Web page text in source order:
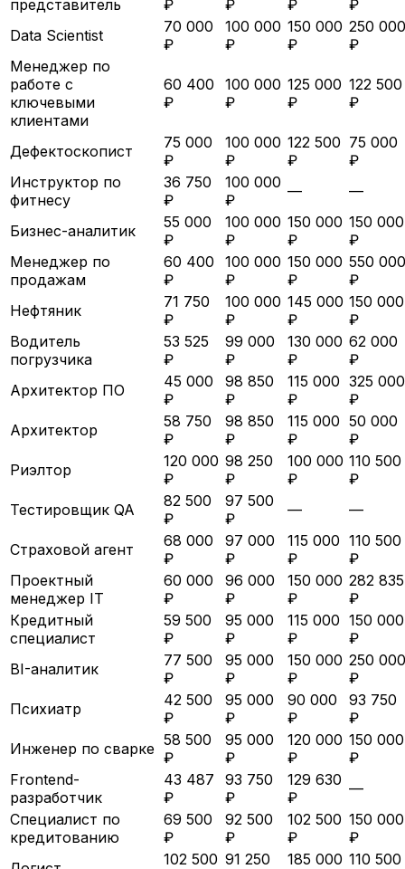
представитель ₽ ₽ ₽
₽
Data Scientist
70 000
₽
100 000
₽
150 000
₽
250 000
₽
Менеджер по
работе с
ключевыми
клиентами
60 400
₽
100 000
₽
125 000
₽
122 500
₽
Дефектоскопист
75 000
₽
100 000
₽
122 500
₽
75 000
₽
Инструктор по
фитнесу
36 750
₽
100 000
₽
— —
Бизнес-аналитик
55 000
₽
100 000
₽
150 000
₽
150 000
₽
Менеджер по
продажам
60 400
₽
100 000
₽
150 000
₽
550 000
₽
Нефтяник
71 750
₽
100 000
₽
145 000
₽
150 000
₽
Водитель
погрузчика
53 525
₽
99 000
₽
130 000
₽
62 000
₽
Архитектор ПО
45 000
₽
98 850
₽
115 000
₽
325 000
₽
Архитектор
58 750
₽
98 850
₽
115 000
₽
50 000
₽
Риэлтор
120 000
₽
98 250
₽
100 000
₽
110 500
₽
Тестировщик QA
82 500
₽
97 500
₽
— —
Страховой агент
68 000
₽
97 000
₽
115 000
₽
110 500
₽
Проектный
менеджер IT
60 000
₽
96 000
₽
150 000
₽
282 835
₽
Кредитный
специалист
59 500
₽
95 000
₽
115 000
₽
150 000
₽
BI-аналитик
77 500
₽
95 000
₽
150 000
₽
250 000
₽
Психиатр
42 500
₽
95 000
₽
90 000
₽
93 750
₽
Инженер по сварке 58 500
₽
95 000
₽
120 000
₽
150 000
₽
Frontend-
разработчик
43 487
₽
93 750
₽
129 630
₽
—
Специалист по
кредитованию
69 500
₽
92 500
₽
102 500
₽
150 000
₽
102 500 91 250
185 000 110 500